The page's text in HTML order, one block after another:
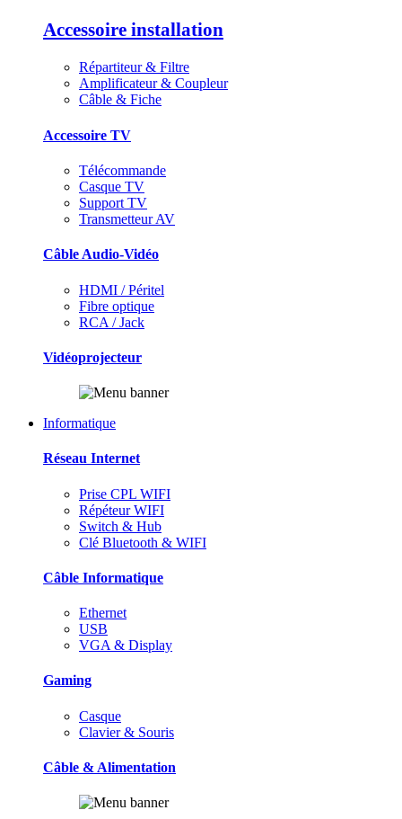
Accessoire installation
Répartiteur & Filtre
Amplificateur & Coupleur
Câble & Fiche
Accessoire TV
Télécommande
Casque TV
Support TV
Transmetteur AV
Câble Audio-Vidéo
HDMI / Péritel
Fibre optique
RCA / Jack
Vidéoprojecteur
Informatique
Réseau Internet
Prise CPL WIFI
Répéteur WIFI
Switch & Hub
Clé Bluetooth & WIFI
Câble Informatique
Ethernet
USB
VGA & Display
Gaming
Casque
Clavier & Souris
Câble & Alimentation